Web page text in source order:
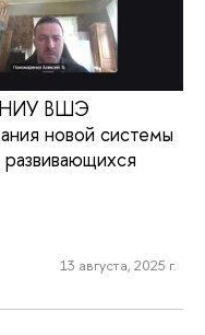
НИУ ВШЭ
новой системы
13 августа, 2025 г.